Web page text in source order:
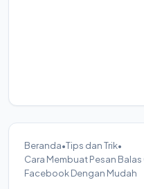
Beranda•Tips dan Trik•
Cara Membuat Pesan
Facebook Dengan Mudah